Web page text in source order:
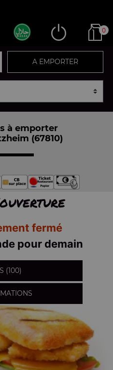
0
A EMPORTER
à emporter
(67810)
fermé
pour demain
(100)